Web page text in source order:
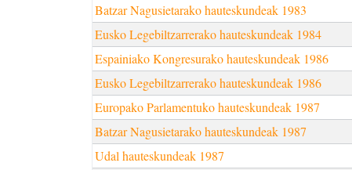
Batzar Nagusietarako hauteskundeak 1983
Eusko Legebiltzarrerako hauteskundeak 1984
Espainiako Kongresurako hauteskundeak 1986
Eusko Legebiltzarrerako hauteskundeak 1986
Europako Parlamentuko hauteskundeak 1987
Batzar Nagusietarako hauteskundeak 1987
Udal hauteskundeak 1987